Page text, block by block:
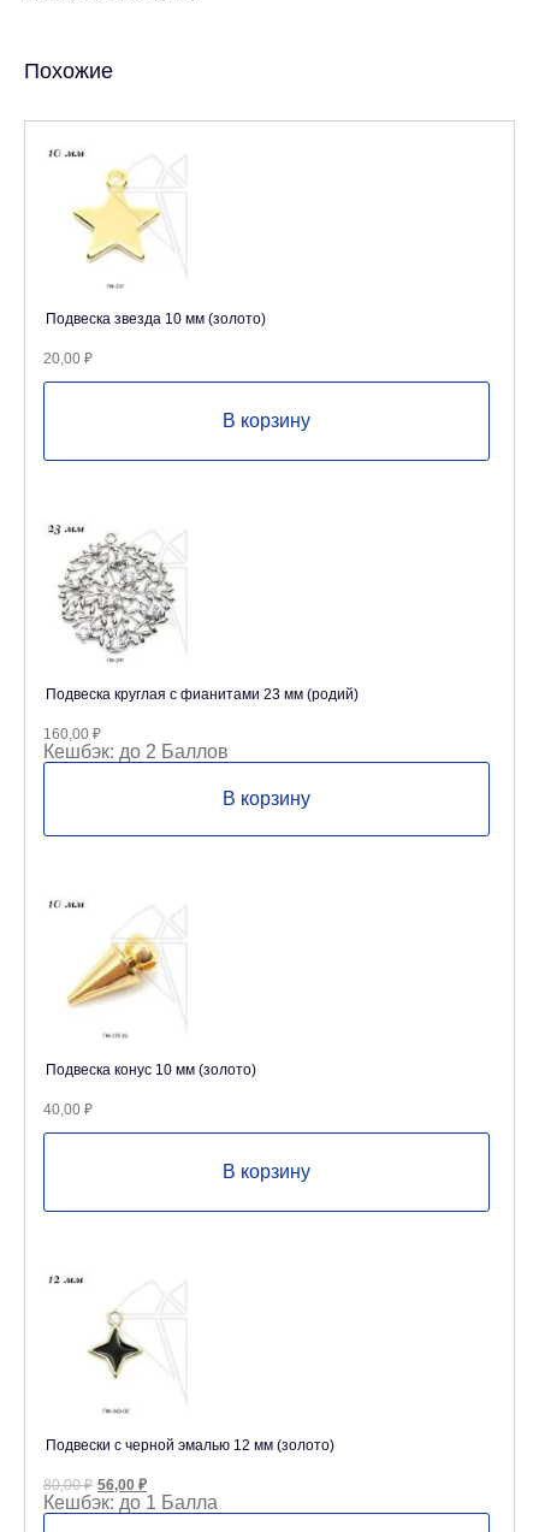
Похожие
Подвеска звезда 10 мм (золото)
20,00 ₽
В корзину
Подвеска круглая с фианитами 23 мм (родий)
160,00 ₽
Кешбэк: до 2 Баллов
В корзину
Подвеска конус 10 мм (золото)
40,00 ₽
В корзину
Подвески с черной эмалью 12 мм (золото)
80,00₽ Первоначальная
цена
составляла
56,00 ₽Текущая
цена:
56,00 ₽.
Кешбэк: до 1 Балла